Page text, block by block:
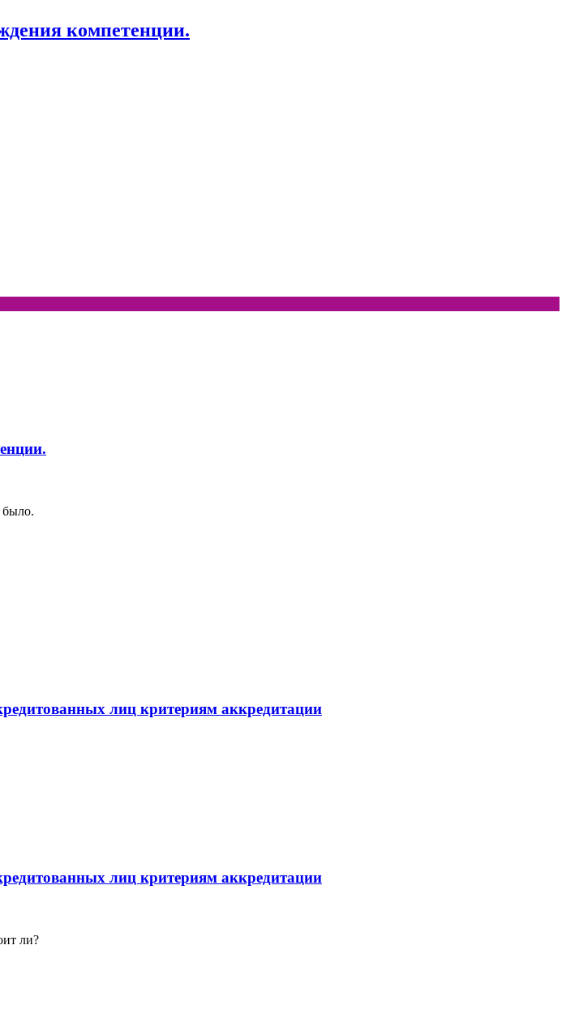
компетенции.
было.
лиц критериям аккредитации
лиц критериям аккредитации
ли?